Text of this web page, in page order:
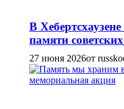
В
памяти
27 июня 2026от